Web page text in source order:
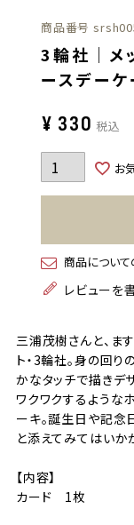
商品番号
3輪社｜メ
ースデーケ
¥ 330 税込
お
商品につい
レビューを
三浦茂樹さんと、ま
ト・3輪社。身の回
かなタッチで描きデ
ワクワクするような
ーキ。誕生日や記念
と添えてみてはいか
【内容】
カード 1枚